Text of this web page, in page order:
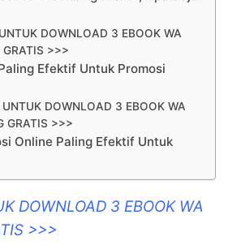
DOWNLOAD 3 EBOOK WA
GRATIS >>>
Efektif Untuk Promosi
DOWNLOAD 3 EBOOK WA
GRATIS >>>
Online Paling Efektif Untuk
DOWNLOAD 3 EBOOK WA
>>>